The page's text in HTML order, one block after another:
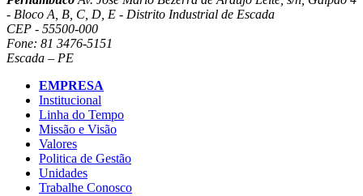
- Bloco A, B, C, D, E - Distrito Industrial de Escada
CEP - 55500-000
Fone: 81 3476-5151
Escada – PE
EMPRESA
Institucional
Linha do Tempo
Missão e Visão
Valores
Politica de Gestão
Unidades
Trabalhe Conosco